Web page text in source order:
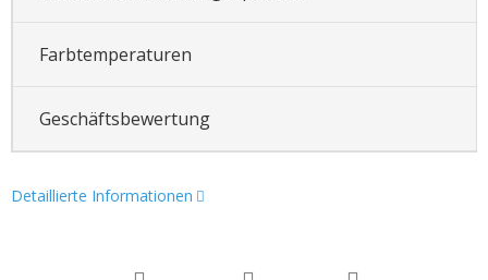
Farbtemperaturen
Geschäftsbewertung
Detaillierte Informationen